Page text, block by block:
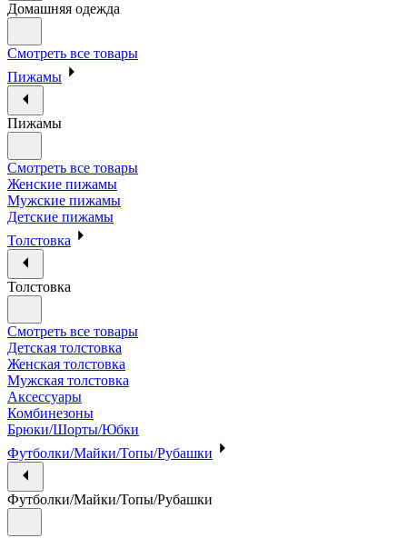
Домашняя одежда
Смотреть все товары
Пижамы
Пижамы
Смотреть все товары
Женские пижамы
Мужские пижамы
Детские пижамы
Толстовка
Толстовка
Смотреть все товары
Детская толстовка
Женская толстовка
Мужская толстовка
Аксессуары
Комбинезоны
Брюки/Шорты/Юбки
Футболки/Майки/Топы/Рубашки
Футболки/Майки/Топы/Рубашки